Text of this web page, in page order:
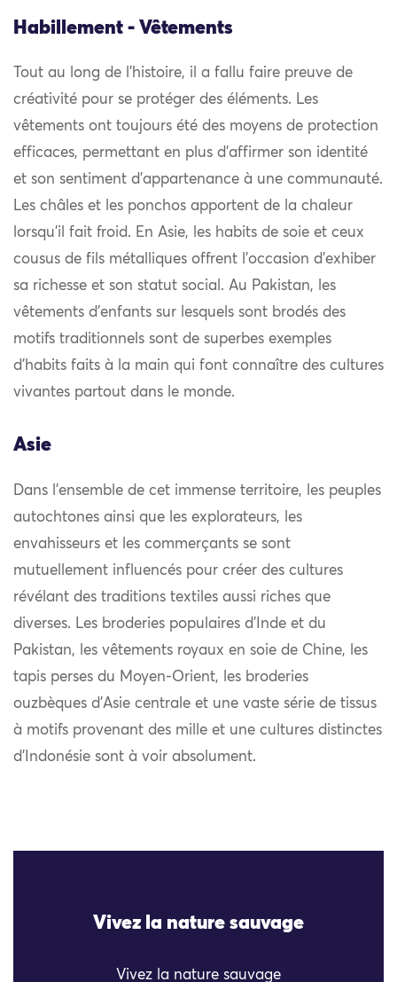
Habillement - Vêtements
Tout au long de l’histoire, il a fallu faire preuve de
créativité pour se protéger des éléments. Les
vêtements ont toujours été des moyens de protection
efficaces, permettant en plus d’affirmer son identité
et son sentiment d’appartenance à une communauté.
Les châles et les ponchos apportent de la chaleur
lorsqu’il fait froid. En Asie, les habits de soie et ceux
cousus de fils métalliques offrent l’occasion d’exhiber
sa richesse et son statut social. Au Pakistan, les
vêtements d’enfants sur lesquels sont brodés des
motifs traditionnels sont de superbes exemples
d’habits faits à la main qui font connaître des cultures
vivantes partout dans le monde.
Asie
Dans l’ensemble de cet immense territoire, les peuples
autochtones ainsi que les explorateurs, les
envahisseurs et les commerçants se sont
mutuellement influencés pour créer des cultures
révélant des traditions textiles aussi riches que
diverses. Les broderies populaires d’Inde et du
Pakistan, les vêtements royaux en soie de Chine, les
tapis perses du Moyen-Orient, les broderies
ouzbèques d’Asie centrale et une vaste série de tissus
à motifs provenant des mille et une cultures distinctes
d’Indonésie sont à voir absolument.
Vivez la nature sauvage
Vivez la nature sauvage